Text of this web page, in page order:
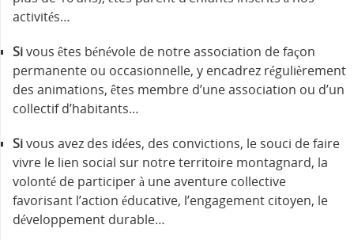
activités…
Sivous êtes bénévole de notre association de façon
permanente ou occasionnelle, y encadrez régulièrement
des animations, êtes membre d’une association ou d’un
collectif d’habitants…
Sivous avez des idées, des convictions, le souci de faire
vivre le lien social sur notre territoire montagnard, la
volonté de participer à une aventure collective
favorisant l’action éducative, l’engagement citoyen, le
développement durable…